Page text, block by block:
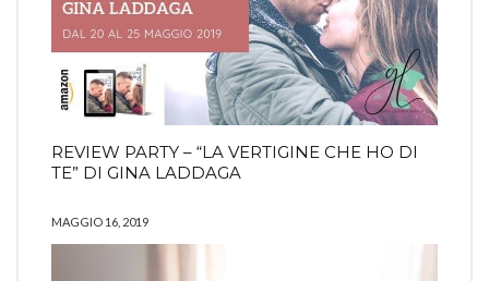
REVIEW PARTY – “LA VERTIGINE CHE HO DI
TE” DI GINA LADDAGA
MAGGIO 16, 2019